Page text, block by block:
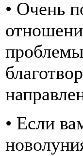
• Очень
• Если